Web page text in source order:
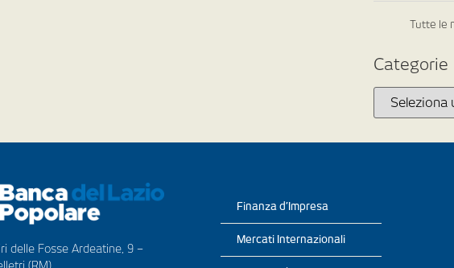
Tutte le
Categorie
delle Fosse Ardeatine, 9 –
Finanza d’Impresa
Mercati Internazionali